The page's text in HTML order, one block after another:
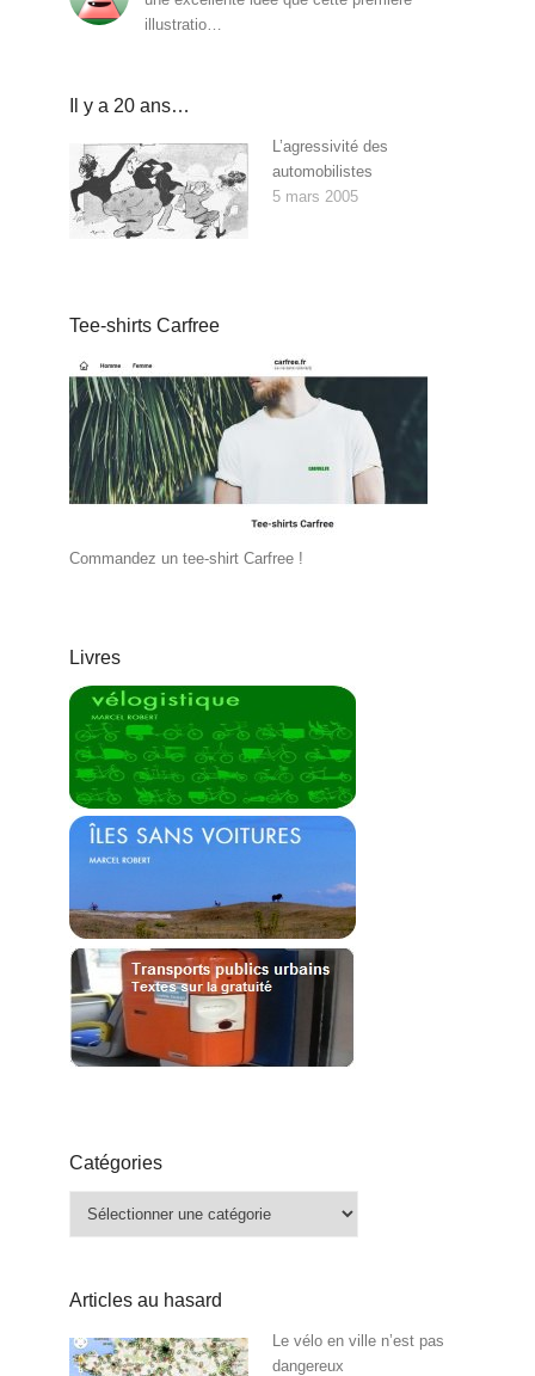
illustratio…
Il y a 20 ans…
L’agressivité des
automobilistes
5 mars 2005
Tee-shirts Carfree
Commandez un tee-shirt Carfree !
Livres
Catégories
Articles au hasard
Le vélo en ville n’est pas
dangereux